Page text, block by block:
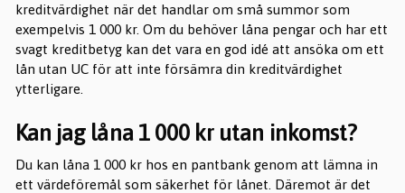
kreditvärdighet när det handlar om små summor som
exempelvis 1 000 kr. Om du behöver låna pengar och har ett
svagt kreditbetyg kan det vara en god idé att ansöka om ett
lån utan UC för att inte försämra din kreditvärdighet
ytterligare.
Kan jag låna 1 000 kr utan inkomst?
Du kan låna 1 000 kr hos en pantbank genom att lämna in
ett värdeföremål som säkerhet för lånet. Däremot är det